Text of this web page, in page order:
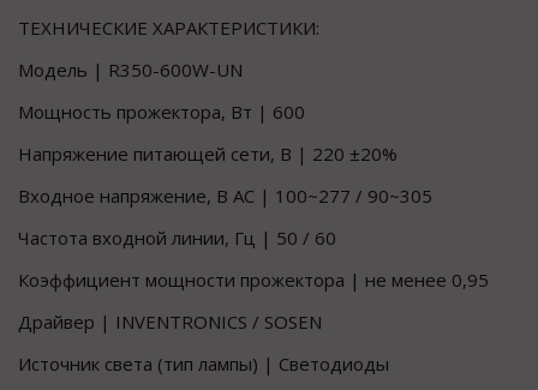
ТЕХНИЧЕСКИЕ ХАРАКТЕРИСТИКИ:
Модель | R350-600W-UN
Мощность прожектора, Вт | 600
Напряжение питающей сети, В | 220 ±20%
Входное напряжение, В АС | 100~277 / 90~305
Частота входной линии, Гц | 50 / 60
Коэффициент мощности прожектора | не менее 0,95
Драйвер | INVENTRONICS / SOSEN
Источник света (тип лампы) | Светодиоды